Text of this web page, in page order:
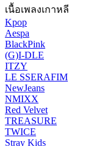
เนื้อเพลงเกาหลี
Kpop
Aespa
BlackPink
(G)I-DLE
ITZY
LE SSERAFIM
NewJeans
NMIXX
Red Velvet
TREASURE
TWICE
Stray Kids